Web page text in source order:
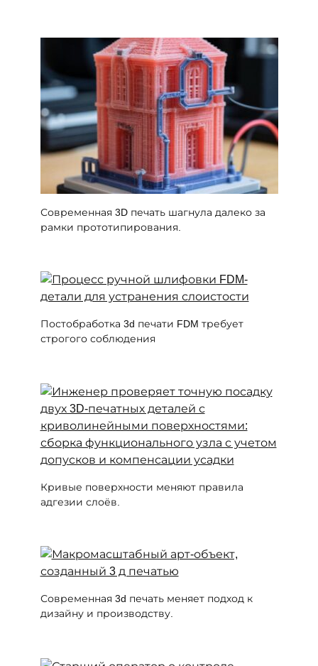
Современная 3D печать шагнула далеко за
рамки прототипирования.
Постобработка 3d печати FDM требует
строгого соблюдения
Кривые поверхности меняют правила
адгезии слоёв.
Современная 3d печать меняет подход к
дизайну и производству.